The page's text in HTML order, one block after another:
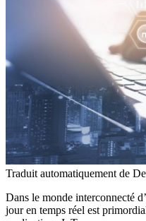
Traduit automatiquement de
Dans le monde interconnecté
jour en temps réel est